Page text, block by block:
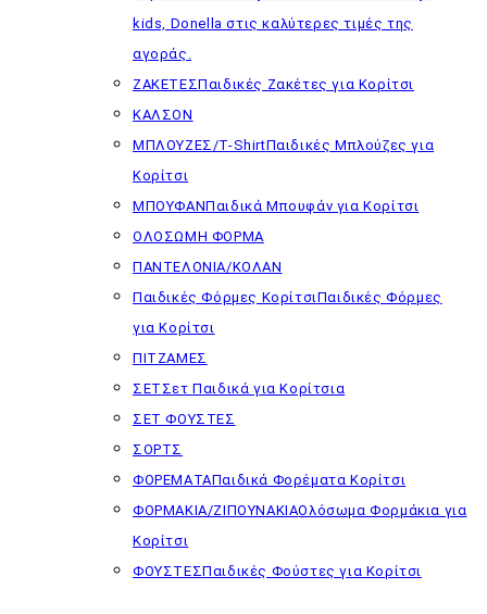
kids, Donella στις καλύτερες τιμές της
αγοράς.
ΖΑΚΕΤΕΣΠαιδικές Ζακέτες για Κορίτσι
ΚΑΛΣΟΝ
ΜΠΛΟΥΖΕΣ/T-ShirtΠαιδικές Μπλούζες για
Κορίτσι
ΜΠΟΥΦΑΝΠαιδικά Μπουφάν για Κορίτσι
ΟΛΟΣΩΜΗ ΦΟΡΜΑ
ΠΑΝΤΕΛΟΝΙΑ/ΚΟΛΑΝ
Παιδικές Φόρμες ΚορίτσιΠαιδικές Φόρμες
για Κορίτσι
ΠΙΤΖΑΜΕΣ
ΣΕΤ Σετ Παιδικά για Κορίτσια
ΣΕΤ ΦΟΥΣΤΕΣ
ΣΟΡΤΣ
ΦΟΡΕΜΑΤΑΠαιδικά Φορέματα Κορίτσι
ΦΟΡΜΑΚΙΑ/ΖΙΠΟΥΝΑΚΙΑΟλόσωμα Φορμάκια για
Κορίτσι
ΦΟΥΣΤΕΣΠαιδικές Φούστες για Κορίτσι